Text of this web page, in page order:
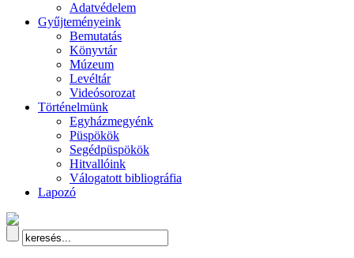
Adatvédelem
Gyűjteményeink
Bemutatás
Könyvtár
Múzeum
Levéltár
Videósorozat
Történelmünk
Egyházmegyénk
Püspökök
Segédpüspökök
Hitvallóink
Válogatott bibliográfia
Lapozó